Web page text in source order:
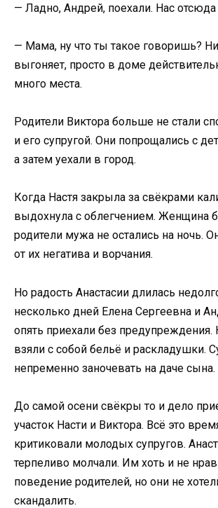
— Ладно, Андрей, поехали. Нас
— Мама, ну что ты такое говоришь?
выгоняет, просто в доме
много места.
Родители Виктора больше не стали
и его супругой. Они попрощались с
а затем уехали в город.
Когда Настя закрыла за свёкрами
выдохнула с облегчением. Женщина
родители мужа не остались на ночь.
от их негатива и ворчания.
Но радость Анастасии длилась
несколько дней Елена Сергеевна и
опять приехали без предупреждения.
взяли с собой бельё и раскладушки.
непременно заночевать на даче сына.
До самой осени свёкры то и дело
участок Насти и Виктора. Всё это
критиковали молодых супругов.
терпеливо молчали. Им хоть и не
поведение родителей, но они не
скандалить.